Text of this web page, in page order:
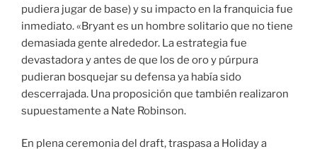
pudiera jugar de base) y su impacto en la franquicia fue
inmediato. «Bryant es un hombre solitario que no tiene
demasiada gente alrededor. La estrategia fue
devastadora y antes de que los de oro y púrpura
pudieran bosquejar su defensa ya había sido
descerrajada. Una proposición que también realizaron
supuestamente a Nate Robinson.
En plena ceremonia del draft, traspasa a Holiday a